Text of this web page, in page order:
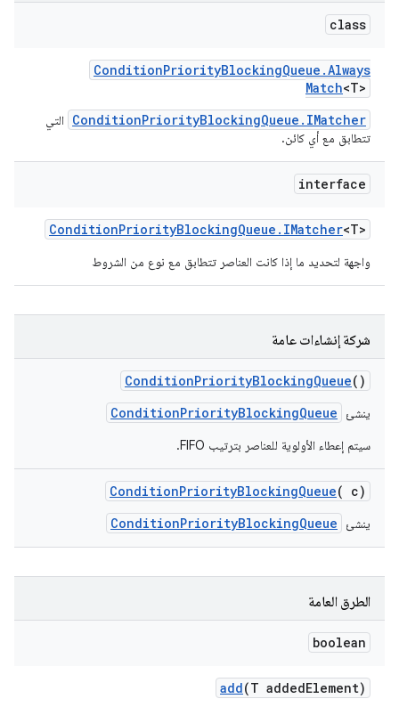
class
ConditionPriorityBlockingQueue .Always
Match<T>
ConditionPriorityBlockingQueue.IMatcher
التي
تتطابق مع أي كائن.
interface
ConditionPriorityBlockingQueue . IMatcher<T>
واجهة لتحديد ما إذا كانت العناصر تتطابق مع نوع من الشروط
شركة إنشاءات عامة
ConditionPriorityBlockingQueue()
ينشئ ConditionPriorityBlockingQueue
سيتم إعطاء الأولوية للعناصر بترتيب FIFO.
ConditionPriorityBlockingQueue( c)
ينشئ ConditionPriorityBlockingQueue
الطرق العامة
boolean
add(T addedElement)